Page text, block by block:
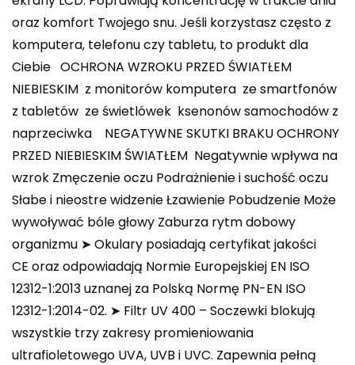
oraz komfort Twojego snu. Jeśli korzystasz często z
komputera, telefonu czy tabletu, to produkt dla
Ciebie OCHRONA WZROKU PRZED ŚWIATŁEM
NIEBIESKIM ️ z monitorów komputera ️ ze smartfonów
️z tabletów ️ ze świetlówek ️ ksenonów samochodów z
naprzeciwka ️ NEGATYWNE SKUTKI BRAKU OCHRONY
PRZED NIEBIESKIM ŚWIATŁEM ️ Negatywnie wpływa na
wzrok Zmęczenie oczu Podrażnienie i suchość oczu
Słabe i nieostre widzenie Łzawienie Pobudzenie Może
wywoływać bóle głowy Zaburza rytm dobowy
organizmu ➤ Okulary posiadają certyfikat jakości
CE oraz odpowiadają Normie Europejskiej EN ISO
12312-1:2013 uznanej za Polską Normę PN-EN ISO
12312-1:2014-02. ➤ Filtr UV 400 – Soczewki blokują
wszystkie trzy zakresy promieniowania
ultrafioletowego UVA, UVB i UVC. Zapewnia pełną